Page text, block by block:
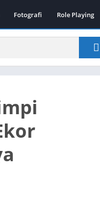
Fotografi Role Playing